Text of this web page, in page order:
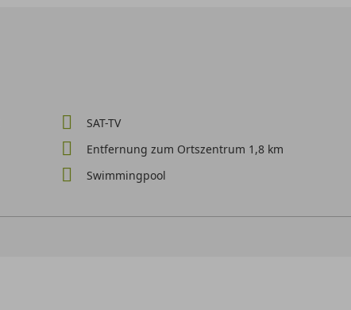
SAT-TV
Entfernung zum Ortszentrum 1,8 km
Swimmingpool